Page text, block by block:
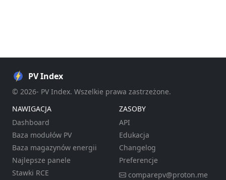
PV Index
© 2026- PV Index. Wszelkie prawa zastrzeżone.
NAWIGACJA
Dashboard
Baza modułów PV
Baza magazynów energii
Najlepsze panele
Stawki RCE
ZASOBY
API
Edukacja
Changelog
Preferencje
comparepv@proton.me